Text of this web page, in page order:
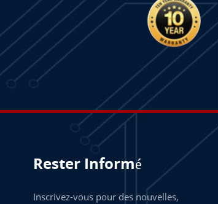
Rester Informé
Inscrivez-vous pour des nouvelles,